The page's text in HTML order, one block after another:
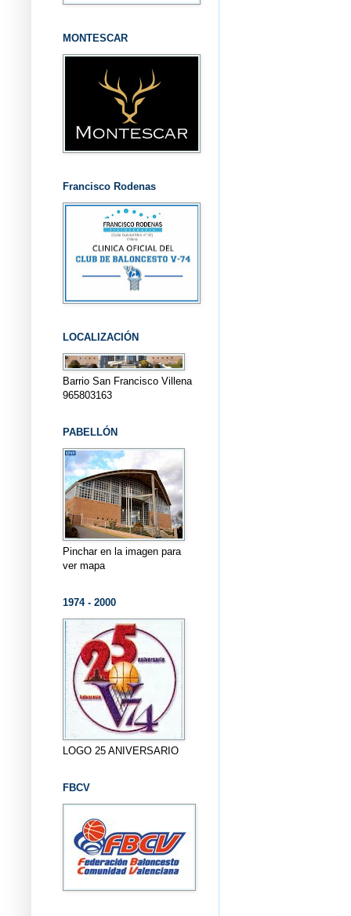
MONTESCAR
Francisco Rodenas
LOCALIZACIÓN
Barrio San Francisco Villena
965803163
PABELLÓN
Pinchar en la imagen para
ver mapa
1974 - 2000
LOGO 25 ANIVERSARIO
FBCV